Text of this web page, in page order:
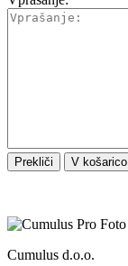
Prekliči V košarico
Cumulus d.o.o.